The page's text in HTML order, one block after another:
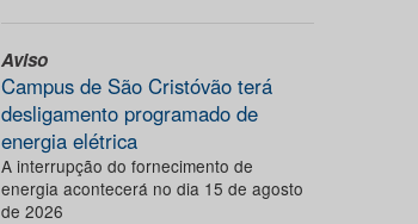
Aviso
Campus de São Cristóvão terá
desligamento programado de
energia elétrica
A interrupção do fornecimento de
energia acontecerá no dia 15 de agosto
de 2026